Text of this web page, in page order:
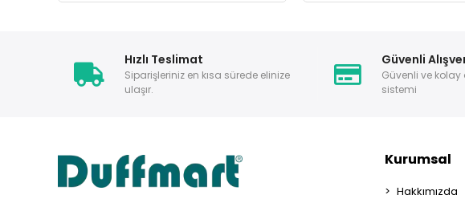
Hızlı Teslimat
Siparişleriniz en kısa sürede elinize
ulaşır.
Güvenli
Güvenli ve
sistemi
Kurumsal
Hakkımızda